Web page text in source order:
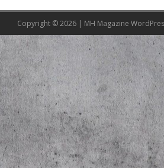
Copyright © 2026 | MH Magazine